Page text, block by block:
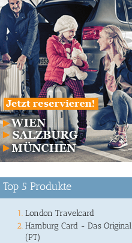
Top 5 Produkte
London Travelcard
Hamburg Card - Das Original
(PT)